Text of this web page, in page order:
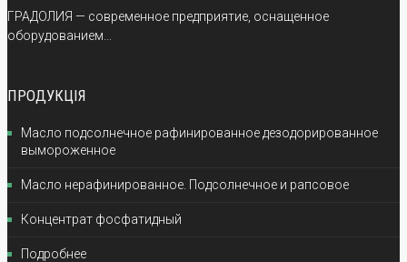
ГРАДОЛИЯ — современное предприятие, оснащенное
оборудованием...
ПРОДУКЦІЯ
Масло подсолнечное рафинированное дезодорированное
вымороженное
Масло нерафинированное. Подсолнечное и рапсовое
Концентрат фосфатидный
Подробнее